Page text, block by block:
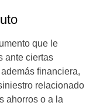
que le
ante ciertas
financiera,
relacionado
ahorros o a la